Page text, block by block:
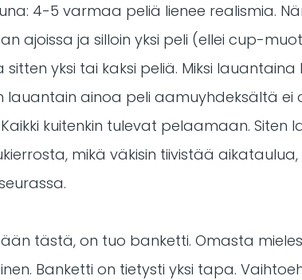
4-5 varmaa peliä lienee realismia.
ajoissa ja silloin yksi peli (ellei cup-
yksi tai kaksi peliä. Miksi
lauantain ainoa peli aamuyhdeksältä ei
kuitenkin tulevat pelaamaan. Siten
mikä väkisin tiivistää
tästä, on tuo banketti. Omasta
Banketti on tietysti yksi tapa.